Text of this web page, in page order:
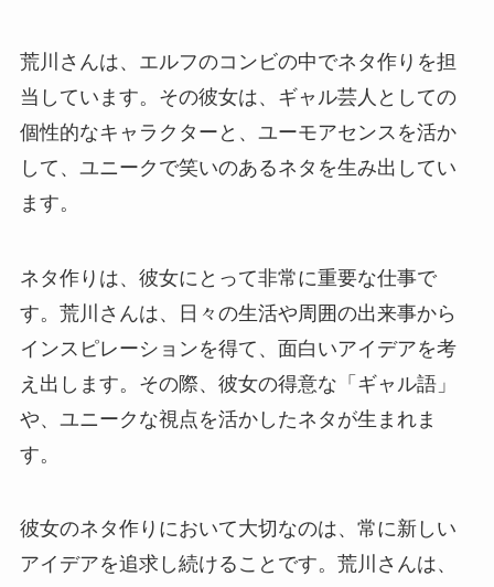
荒川さんは、エルフのコンビの中でネタ作りを担
当しています。その彼女は、ギャル芸人としての
個性的なキャラクターと、ユーモアセンスを活か
して、ユニークで笑いのあるネタを生み出してい
ます。
ネタ作りは、彼女にとって非常に重要な仕事で
す。荒川さんは、日々の生活や周囲の出来事から
インスピレーションを得て、面白いアイデアを考
え出します。その際、彼女の得意な「ギャル語」
や、ユニークな視点を活かしたネタが生まれま
す。
彼女のネタ作りにおいて大切なのは、常に新しい
アイデアを追求し続けることです。荒川さんは、